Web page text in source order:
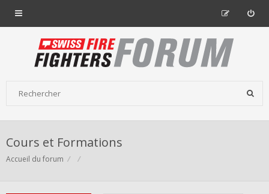
Cours et Formations
Accueil du forum